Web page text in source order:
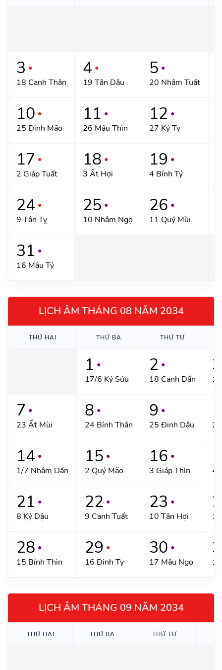
3 ●
18 Canh Thân
4 ●
19 Tân Dậu
5 ●
20 Nhâm Tuất
10 ●
25 Đinh Mão
11 ●
26 Mậu Thìn
12 ●
27 Kỷ Tỵ
17 ●
2 Giáp Tuất
18 ●
3 Ất Hợi
19 ●
4 Bính Tý
24 ●
9 Tân Tỵ
25 ●
10 Nhâm Ngọ
26 ●
11 Quý Mùi
31 ●
16 Mậu Tý
LỊCH ÂM THÁNG 08 NĂM 2034
THỨ HAI THỨ BA THỨ TƯ
1 ●
17/6 Kỷ Sửu
2 ●
18 Canh Dần
3
7 ●
23 Ất Mùi
8 ●
24 Bính Thân
9 ●
25 Đinh Dậu
14 ●
1/7 Nhâm Dần
15 ●
2 Quý Mão
16 ●
3 Giáp Thìn 4
21 ●
8 Kỷ Dậu
22 ●
9 Canh Tuất
23 ●
10 Tân Hợi
28 ●
15 Bính Thìn
29 ●
16 Đinh Tỵ
30 ●
17 Mậu Ngọ
LỊCH ÂM THÁNG 09 NĂM 2034
THỨ HAI THỨ BA THỨ TƯ